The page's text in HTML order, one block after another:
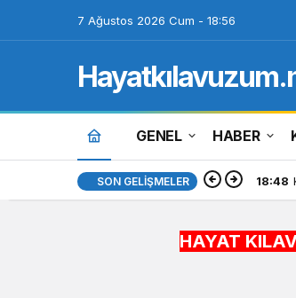
7 Ağustos 2026 Cum - 18:56
GENEL HABER
SON GELIŞMELER 18:48
HAYAT